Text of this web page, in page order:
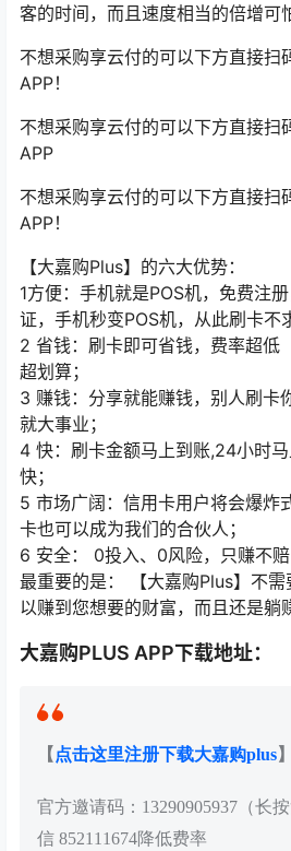
客的时间，而且速度相当的倍增可
不想采购享云付的可以下方直接扫
APP！
不想采购享云付的可以下方直接扫
APP
不想采购享云付的可以下方直接扫
APP！
【大嘉购Plus】的六大优势：
1方便：手机就是POS机，免费注
证，手机秒变POS机，从此刷卡不
2 省钱：刷卡即可省钱，费率超低
超划算；
3 赚钱：分享就能赚钱，别人刷卡
就大事业；
4 快：刷卡金额马上到账,24小时
快；
5 市场广阔：信用卡用户将会爆炸
卡也可以成为我们的合伙人；
6 安全： 0投入、0风险，只赚不
最重要的是：️ 【大嘉购Plus】不
以赚到您想要的财富，而且还是躺
大嘉购PLUS APP下载地址：
【 点击这里注册下载大嘉购plus】
官方邀请码：13290905937（长
信 852111674降低费率